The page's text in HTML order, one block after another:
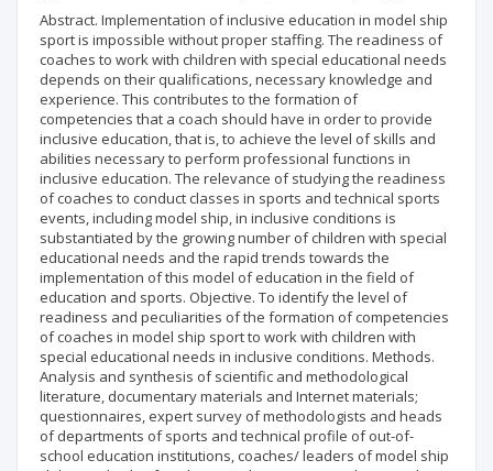
Abstract. Implementation of inclusive education in model ship
sport is impossible without proper staffing. The readiness of
coaches to work with children with special educational needs
depends on their qualifications, necessary knowledge and
experience. This contributes to the formation of
competencies that a coach should have in order to provide
inclusive education, that is, to achieve the level of skills and
abilities necessary to perform professional functions in
inclusive education. The relevance of studying the readiness
of coaches to conduct classes in sports and technical sports
events, including model ship, in inclusive conditions is
substantiated by the growing number of children with special
educational needs and the rapid trends towards the
implementation of this model of education in the field of
education and sports. Objective. To identify the level of
readiness and peculiarities of the formation of competencies
of coaches in model ship sport to work with children with
special educational needs in inclusive conditions. Methods.
Analysis and synthesis of scientific and methodological
literature, documentary materials and Internet materials;
questionnaires, expert survey of methodologists and heads
of departments of sports and technical profile of out-of-
school education institutions, coaches/ leaders of model ship